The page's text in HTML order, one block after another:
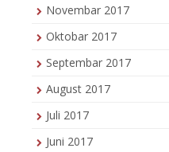
Novembar 2017
Oktobar 2017
Septembar 2017
August 2017
Juli 2017
Juni 2017